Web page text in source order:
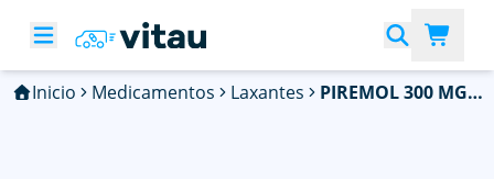
Inicio Medicamentos Laxantes PIREMOL 300 MG C/6 SUPOSIT